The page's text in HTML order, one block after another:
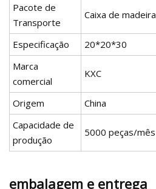
Pacote de
Transporte
Caixa de madeira
Especificação
20*20*30
Marca
comercial
KXC
Origem
China
Capacidade de
produção
5000 peças/mês
embalagem e entrega